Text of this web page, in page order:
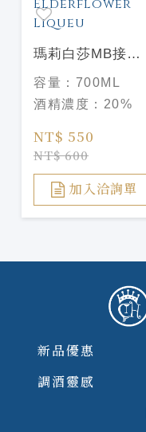
瑪莉白莎MB接骨
木花香甜酒 Marie
Brizard
Elderflower
Liqueu
容量： 700ML
酒精濃度： 20%
NT$ 550
NT$ 600
加入洽詢單
新品優惠
調酒靈感